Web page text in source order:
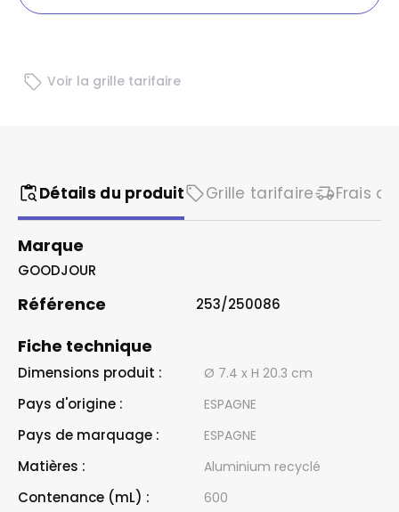
Voir la grille tarifaire
Détails du produit Grille tarifaire Frais
Marque
GOODJOUR
Référence 253/250086
Fiche technique
Dimensions produit : Ø 7.4 x H 20.3 cm
Pays d'origine : ESPAGNE
Pays de marquage : ESPAGNE
Matières : Aluminium recyclé
Contenance (mL) : 600